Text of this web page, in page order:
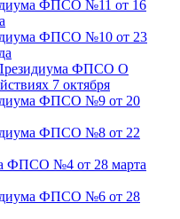
ФПСО №11 от 16
ФПСО №10 от 23
ФПСО О
7 октября
ФПСО №9 от 20
ФПСО №8 от 22
ФПСО №4 от 28 марта
ФПСО №6 от 28